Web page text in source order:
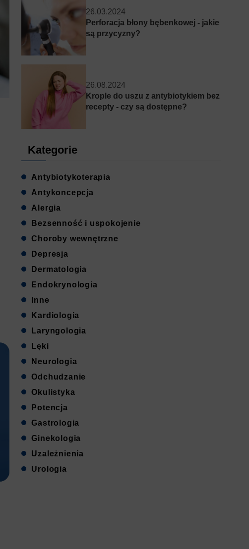
26.03.2024
Perforacja błony bębenkowej - jakie
są przycyzny?
26.08.2024
Krople do uszu z antybiotykiem bez
recepty - czy są dostępne?
Kategorie
Antybiotykoterapia
Antykoncepcja
Alergia
Bezsenność i uspokojenie
Choroby wewnętrzne
Depresja
Dermatologia
Endokrynologia
Inne
Kardiologia
Laryngologia
Lęki
Neurologia
Odchudzanie
Okulistyka
Potencja
Gastrologia
Ginekologia
Uzależnienia
Urologia